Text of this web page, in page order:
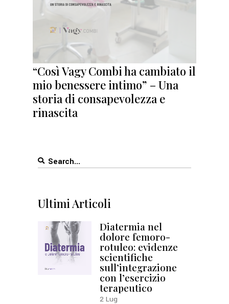
“Così Vagy Combi ha cambiato il
mio benessere intimo” – Una
storia di consapevolezza e
rinascita
Search
Ultimi Articoli
Diatermia nel
dolore femoro-
rotuleo: evidenze
scientifiche
sull’integrazione
con l’esercizio
terapeutico
2 Lug